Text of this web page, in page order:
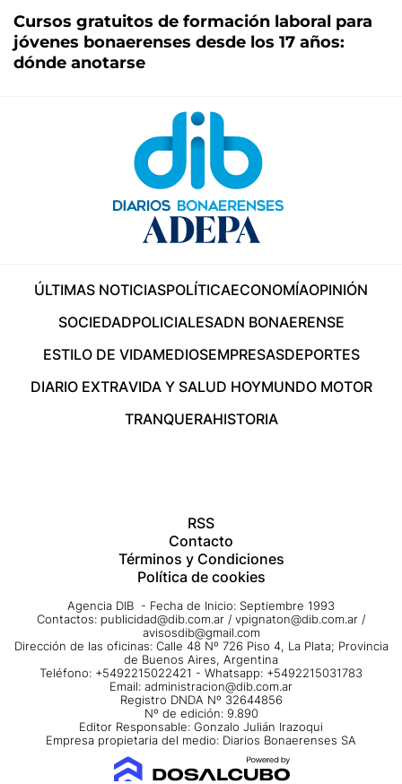
Cursos gratuitos de formación laboral para
jóvenes bonaerenses desde los 17 años:
dónde anotarse
ÚLTIMAS NOTICIASPOLÍTICAECONOMÍAOPINIÓN
SOCIEDADPOLICIALESADN BONAERENSE
ESTILO DE VIDAMEDIOSEMPRESASDEPORTES
DIARIO EXTRAVIDA Y SALUD HOYMUNDO MOTOR
TRANQUERAHISTORIA
RSS
Contacto
Términos y Condiciones
Política de cookies
Agencia DIB - Fecha de Inicio: Septiembre 1993
Contactos: publicidad@dib.com.ar / vpignaton@dib.com.ar /
avisosdib@gmail.com
Dirección de las oficinas: Calle 48 Nº 726 Piso 4, La Plata; Provincia
de Buenos Aires, Argentina
Teléfono: +5492215022421 - Whatsapp: +5492215031783
Email: administracion@dib.com.ar
Registro DNDA Nº 32644856
Nº de edición: 9.890
Editor Responsable: Gonzalo Julián Irazoqui
Empresa propietaria del medio: Diarios Bonaerenses SA